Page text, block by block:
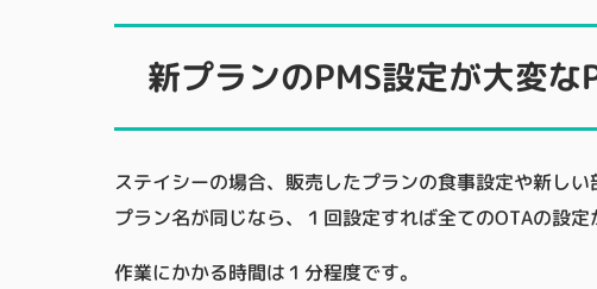
新プランのPMS設定が大変な
ステイシーの場合、販売したプランの食事設定や新し
プラン名が同じなら、１回設定すれば全てのOTAの設定
作業にかかる時間は１分程度です。